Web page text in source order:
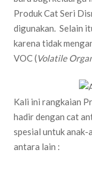
Produk Cat Seri
digunakan. Selain
karena tidak
VOC (Volatile
Kali ini rangkaian
hadir dengan cat
spesial untuk anak-
antara lain :